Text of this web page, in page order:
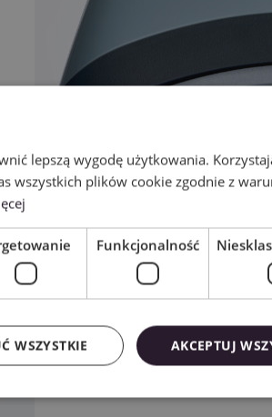
lepszą wygodę użytkowania.
wszystkich plików cookie zgodnie z
Funkcjonalność
AKCEPTUJ
WSZYSTKIE